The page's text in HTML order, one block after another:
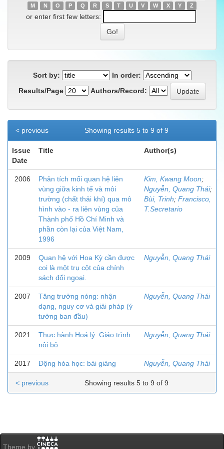
M
N O P Q R S T U V W X Y Z
or enter first few letters:
Sort by:
In order:
Results/Page
Authors/Record:
Showing results 5 to 9 of 9
< previous
Issue
Date
Title Author(s)
2006
Phân tích mối quan hệ liên
vùng giữa kinh tế và môi
trường (chất thải khí) qua mô
hình vào - ra liên vùng của
Thành phố Hồ Chí Minh và
phần còn lại của Việt Nam,
1996
Kim, Kwang Moon;
Nguyễn, Quang Thái;
Bùi, Trinh; Francisco,
T.Secretario
2009
Quan hệ với Hoa Kỳ cần được
coi là một trụ cột của chính
sách đối ngoại.
Nguyễn, Quang Thái
2007
Tăng trưởng nóng: nhận
dạng, nguy cơ và giải pháp (ý
tưởng ban đầu)
Nguyễn, Quang Thái
2021
Thực hành Hoá lý: Giáo trình
nội bộ
Nguyễn, Quang Thái
2017 Động hóa học: bài giảng Nguyễn, Quang Thái
Showing results 5 to 9 of 9
< previous
Theme by